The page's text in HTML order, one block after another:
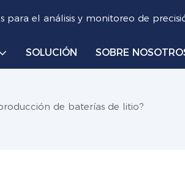
el análisis y monitoreo de
SOLUCIÓN SOBRE
de baterías de litio?